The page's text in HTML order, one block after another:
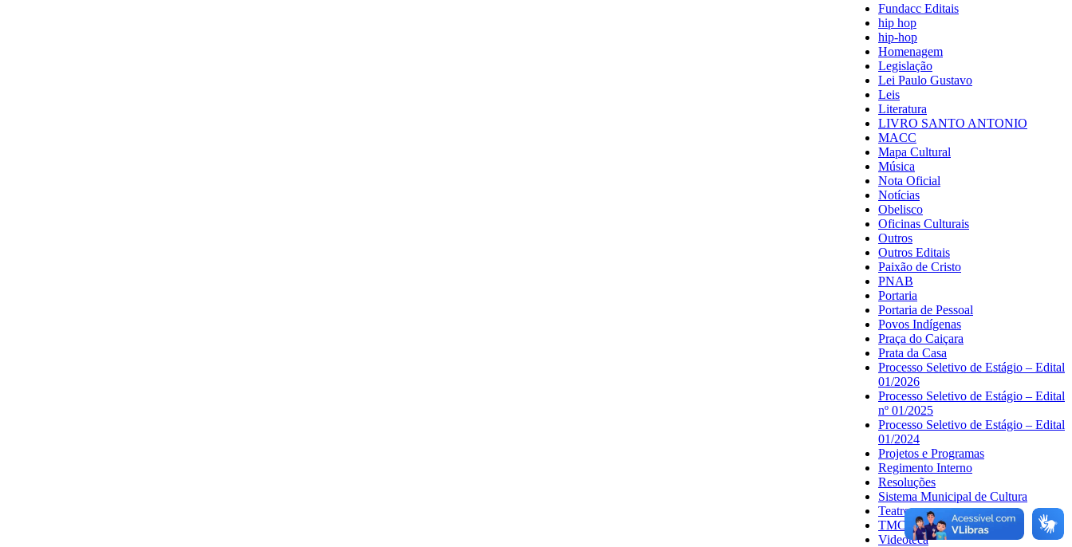
Fundacc Editais
hip hop
hip-hop
Homenagem
Legislação
Lei Paulo Gustavo
Leis
Literatura
LIVRO SANTO ANTONIO
MACC
Mapa Cultural
Música
Nota Oficial
Notícias
Obelisco
Oficinas Culturais
Outros
Outros Editais
Paixão de Cristo
PNAB
Portaria
Portaria de Pessoal
Povos Indígenas
Praça do Caiçara
Prata da Casa
Processo Seletivo de Estágio – Edital
01/2026
Processo Seletivo de Estágio – Edital
nº 01/2025
Processo Seletivo de Estágio – Edital
01/2024
Projetos e Programas
Regimento Interno
Resoluções
Sistema Municipal de Cultura
Teatro
TMC
Videoteca